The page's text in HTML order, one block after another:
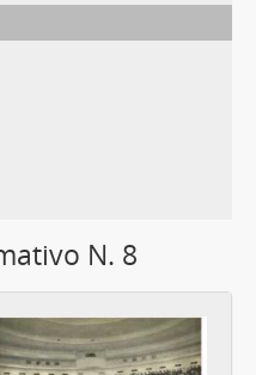
N. 8